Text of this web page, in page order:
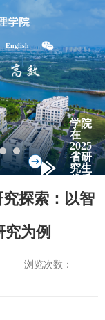
English
学院
在
2025
省研
究生
优质
教学
资
探索：以智
为例
浏览次数：